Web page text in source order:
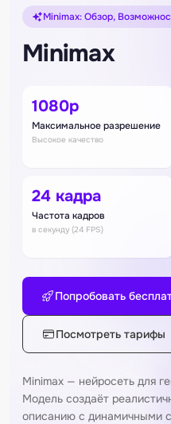
Minimax: Обзор,
Minimax
1080p
Максимальное разрешение
Высокое качество
24 кадра
Частота кадров
в секунду (24 FPS)
Попробовать
Посмотреть тарифы
Minimax — нейросеть для
Модель создаёт
описанию с динамичными